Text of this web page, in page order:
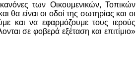
των Οικουμενικών, Τοπικών
θα είναι οι οδοί της σωτηρίας και οι
και να εφαρμόζουμε τους ιερούς
σε φοβερά εξέταση και επιτίμιο»